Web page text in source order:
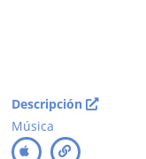
Descripción
Música